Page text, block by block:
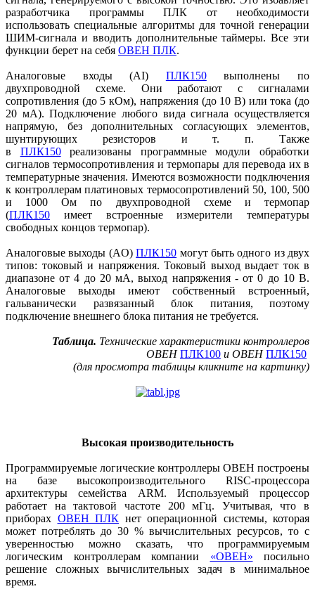
разработчика программы ПЛК от необходимости
использовать специальные алгоритмы для точной генерации
ШИМ-сигнала и вводить дополнительные таймеры. Все эти
функции берет на себя ОВЕН ПЛК.
Аналоговые входы (AI) ПЛК150выполнены по
двухпроводной схеме. Они работают с сигналами
сопротивления (до 5 кОм), напряжения (до 10 В) или тока (до
20 мА). Подключение любого вида сигнала осуществляется
напрямую, без дополнительных согласующих элементов,
шунтирующих резисторов и т. п. Также
в ПЛК150реализованы программные модули обработки
сигналов термосопротивления и термопары для перевода их в
температурные значения. Имеются возможности подключения
к контроллерам платиновых термосопротивлений 50, 100, 500
и 1000 Ом по двухпроводной схеме и термопар
(ПЛК150
имеет встроенные измерители температуры
свободных концов термопар).
Аналоговые выходы (AO)ПЛК150 могут быть одного из двух
типов: токовый и напряжения. Токовый выход выдает ток в
диапазоне от 4 до 20 мА, выход напряжения - от 0 до 10 В.
Аналоговые выходы имеют собственный встроенный,
гальванически развязанный блок питания, поэтому
подключение внешнего блока питания не требуется.
Таблица. Технические характеристики контроллеров
ОВЕНПЛК100 и ОВЕНПЛК150
(для просмотра таблицы кликните на картинку)
Высокая производительность
Программируемые логические контроллеры ОВЕН построены
на базе высокопроизводительного RISC-процессора
архитектуры семейства ARM. Используемый процессор
работает на тактовой частоте 200 мГц. Учитывая, что в
приборах ОВЕН ПЛК нет операционной системы, которая
может потреблять до 30 % вычислительных ресурсов, то с
уверенностью можно сказать, что программируемым
логическим контроллерам компании «ОВЕН» посильно
решение сложных вычислительных задач в минимальное
время.